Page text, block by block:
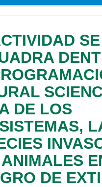
SE
DE LOS
DE